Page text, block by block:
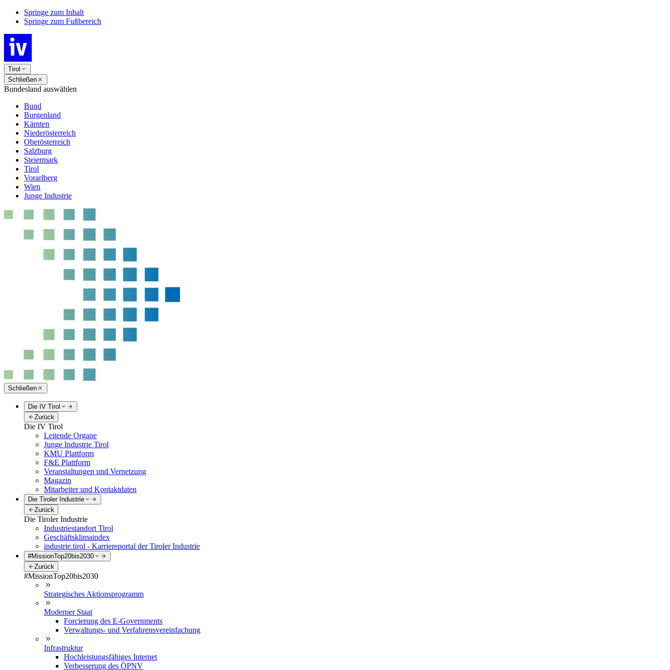
Springe zum Inhalt
Springe zum Fußbereich
Tirol
Schließen
Bundesland auswählen
Bund
Burgenland
Kärnten
Niederösterreich
Oberösterreich
Salzburg
Steiermark
Tirol
Vorarlberg
Wien
Junge Industrie
Schließen
Die IV Tirol
Zurück
Die IV Tirol
Leitende Organe
Junge Industrie Tirol
KMU Plattform
F&E Plattform
Veranstaltungen und Vernetzung
Magazin
Mitarbeiter und Kontaktdaten
Die Tiroler Industrie
Zurück
Die Tiroler Industrie
Industriestandort Tirol
Geschäftsklimaindex
industrie.tirol - Karriereportal der Tiroler Industrie
#MissionTop20bis2030
Zurück
#MissionTop20bis2030
Strategisches Aktionsprogramm
Moderner Staat
Forcierung des E-Governments
Verwaltungs- und Verfahrensvereinfachung
Infrastruktur
Hochleistungsfähiges Internet
Verbesserung des ÖPNV